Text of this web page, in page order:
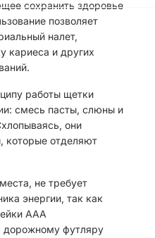
сохранить здоровье
позволяет
налет,
кариеса и других
работы щетки
смесь пасты, слюны и
они
которые отделяют
не требует
энергии, так как
ААА
дорожному футляру